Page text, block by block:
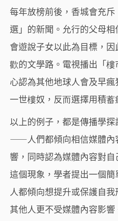
每年放榜前後，香城會充
選」的新聞。允行的父母
會遊說子女以此為目標，
歡的文學路。電視播出「
心認為其他地球人會及早
一世樓奴，反而選擇用積蓄
以上的例子，都是傳播學探
——人們都傾向相信媒體內
響，同時認為媒體內容對
這個現象，學者提出一個
人都傾向想提升或保護自
其他人更不受媒體內容影